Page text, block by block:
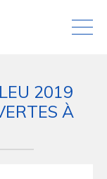
2019
À